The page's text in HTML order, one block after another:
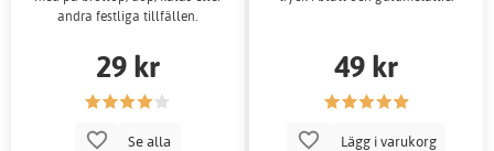
andra festliga tillfällen.
29 kr
Se alla
49 kr
Lägg i varukorg